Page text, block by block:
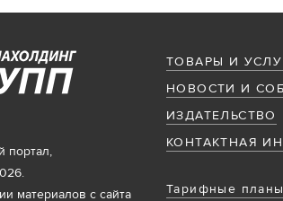
ТОВАРЫ И
НОВОСТИ И
ИЗДАТЕЛЬСТВО
КОНТАКТНАЯ
Тарифные планы
материалов с сайта